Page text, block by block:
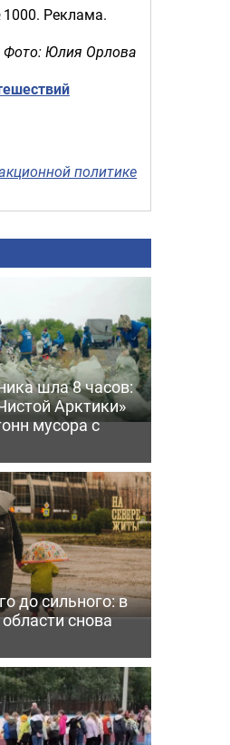
Реклама.
Фото: Юлия Орлова
политике
шла 8 часов:
Арктики»
мусора с
до сильного: в
снова